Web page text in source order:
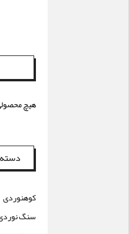
هیچ
کوهنوردی
سنگ